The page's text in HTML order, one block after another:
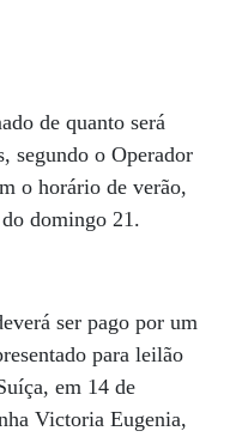
de quanto será
segundo o Operador
o horário de verão,
domingo 21.
ser pago por um
para leilão
em 14 de
Victoria Eugenia,